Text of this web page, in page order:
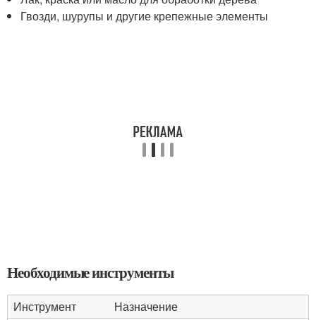
Гвозди, шурупы и другие крепежные элементы
Необходимые инструменты
Инструмент
Назначение